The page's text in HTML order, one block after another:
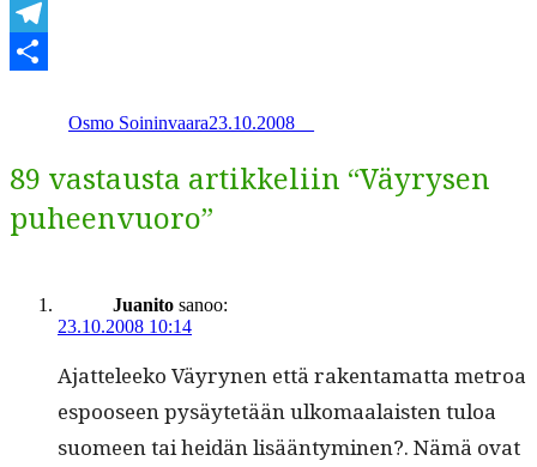
WhatsApp
Telegram
Osmo Soininvaara23.10.2008
89 vastausta artikkeliin “Väyrysen
puheenvuoro”
Juanito sanoo:
23.10.2008 10:14
Ajat­teleeko Väyry­nen että rak­en­ta­mat­ta metroa
espooseen pysäytetään ulko­maalais­ten tuloa
suomeen tai hei­dän lisään­tymi­nen?. Nämä ovat